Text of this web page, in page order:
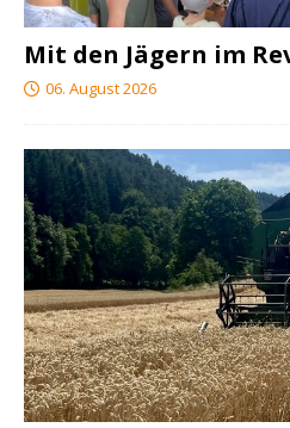
Mit den Jägern im
06. August 2026